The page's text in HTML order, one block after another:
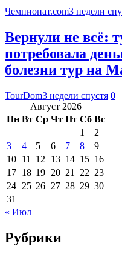
Чемпионат.com3 недели
Вернули не всё:
потребовала
болезни тур на
TourDom3 недели спустя 0
Август 2026
Пн Вт Ср Чт Пт Сб Вс
1
2
3
4 5 6 7 8
9
10 11 12 13 14 15 16
17 18 19 20 21 22 23
24 25 26 27 28 29 30
31
« Июл
Рубрики